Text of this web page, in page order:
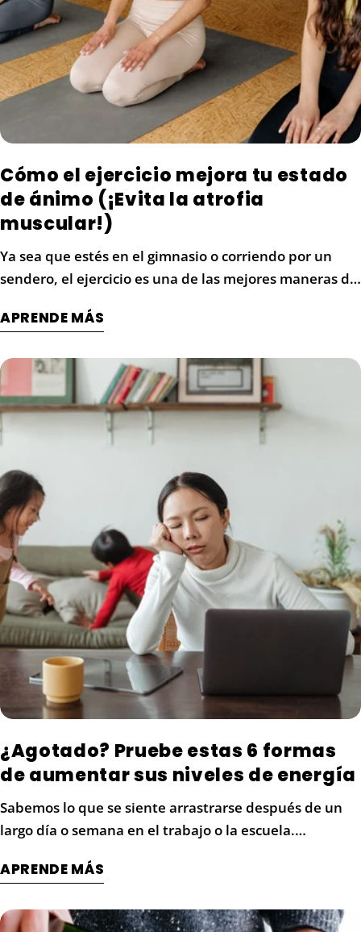
COPIAR
Compartir
en
Facebook
Compartir
en
X
Pin
en
Pinterest
Cómo el ejercicio mejora tu estado
de ánimo (¡Evita la atrofia
muscular!)
Ya sea que estés en el gimnasio o corriendo por un
sendero, el ejercicio es una de las mejores maneras de
ánimo y protegerte contra las enfermedades. También
¿qué hace exactamente el ejercicio por nuestro
cerebro?
APRENDE MÁS
¿Agotado? Pruebe estas 6 formas
de aumentar sus niveles de energía
Sabemos lo que se siente arrastrarse después de un
largo día o semana en el trabajo o la escuela.
sus niveles de energía sin depender del café u otros
ansiedad. Aquí hay 6 estrategias que te ayudarán a
APRENDE MÁS